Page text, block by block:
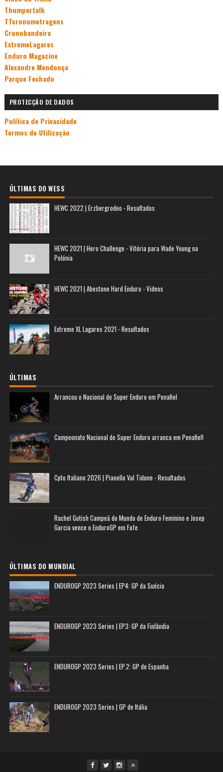
Thumpertalk
TTcronometragens
Cronobandeira
ExtremeLagares
Enduro Magazine
Alexandre Mendonça
Parque Fechado
PROTECÇÃO DE DADOS
Política de Privacidade
Termos de Utilização
ÚLTIMAS DO WESS
HEWC 2022 | Erzbergrodeo - Resultados
HEWC 2021 | Hero Challenge - Vitória para Wade Young na
Polónia
HEWC 2021 | Abestone Hard Enduro - Videos
Extreme XL Lagares 2021 - Resultados
ÚLTIMAS
Arrancou o Nacional de Super Enduro em Penafiel
Campeonato Nacional de Super Enduro arranca em Penafiel!
Cpto Italiano 2026 | Pianello Val Tidone - Resultados
Rachel Gutish Campeã do Mundo de Enduro Feminino e Josep
Garcia vence o EnduroGP em Fafe
ÚLTIMAS DO MUNDIAL
ENDUROGP 2023 Series | EP4: GP da Suécia
ENDUROGP 2023 Series | EP3: GP da Finlândia
ENDUROGP 2023 Series | EP.2: GP de Espanha
ENDUROGP 2023 Series | GP de Itália